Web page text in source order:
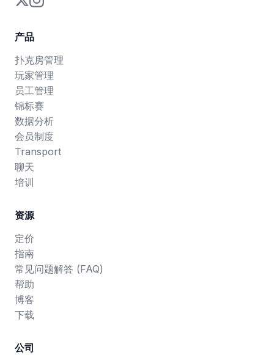
产品
扑克房管理
玩家管理
员工管理
锦标赛
数据分析
会员制度
Transport
聊天
培训
资源
定价
指南
常见问题解答 (FAQ)
帮助
博客
下载
公司